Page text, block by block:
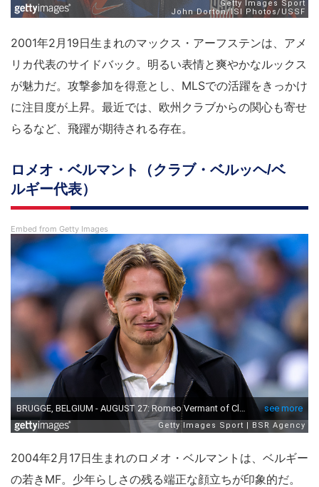
2001年2月19日生まれのマックス・アーフステンは、アメ
リカ代表のサイドバック。明るい表情と爽やかなルックス
が魅力だ。攻撃参加を得意とし、MLSでの活躍をきっかけ
に注目度が上昇。最近では、欧州クラブからの関心も寄せ
らるなど、飛躍が期待される存在。
ロメオ・ベルマント（クラブ・ベルッヘ/ベ
ルギー代表）
Embed from Getty Images
2004年2月17日生まれのロメオ・ベルマントは、ベルギー
の若きMF。少年らしさの残る端正な顔立ちが印象的だ。